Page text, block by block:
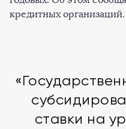
кредитных организаций.
ставки на